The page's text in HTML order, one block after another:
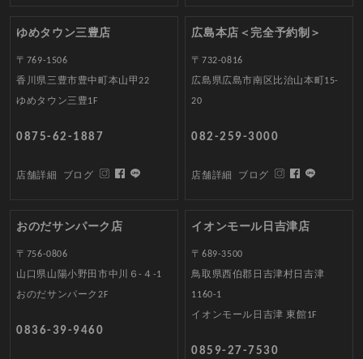
ゆめタウン三豊店
〒769-1506
香川県三豊市豊中町本山甲22
ゆめタウン三豊1F
0875-62-1887
店舗詳細 ブログ
広島本店＜完全予約制＞
〒732-0816
広島県広島市南区比治山本町15-
20
082-259-3000
店舗詳細 ブログ
おのだサンパーク店
〒756-0806
山口県山陽小野田市中川６-４-1
おのだサンパーク2F
0836-39-9460
イオンモール日吉津店
〒689-3500
鳥取県西伯郡日吉津村日吉津
1160-1
イオンモール日吉津 東館1F
0859-27-7530